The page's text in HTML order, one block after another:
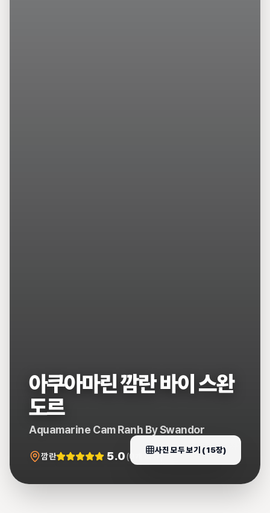
아쿠아마린 깜란 바이 스완
도르
Aquamarine Cam Ranh By Swandor
깜란 5.0(0 개 리뷰)
사진 모두 보기 ( 15장)